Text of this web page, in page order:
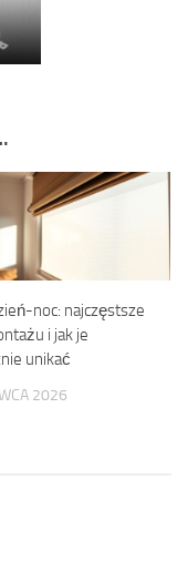
noc: najczęstsze
i jak je
unikać
2026